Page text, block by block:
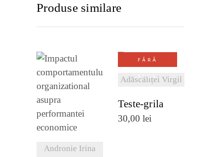
Produse similare
Andronie Irina
VEZI
DETALII
FĂRĂ
STOC
Adăscăliței Virgil
DETALII
Teste-grila
30,00 lei